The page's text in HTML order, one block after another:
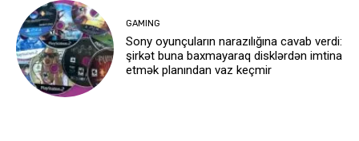
GAMING
Sony oyunçuların narazılığına cavab verdi:
şirkət buna baxmayaraq disklərdən imtina
etmək planından vaz keçmir